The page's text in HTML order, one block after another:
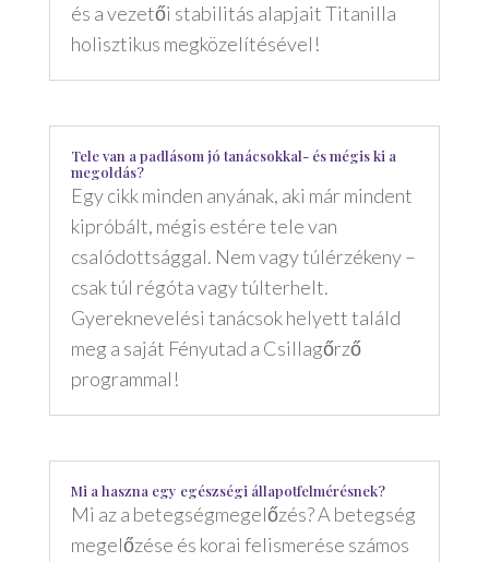
és a vezetői stabilitás alapjait Titanilla
holisztikus megközelítésével!
Tele van a padlásom jó tanácsokkal- és mégis ki a
megoldás?
Egy cikk minden anyának, aki már mindent
kipróbált, mégis estére tele van
csalódottsággal. Nem vagy túlérzékeny –
csak túl régóta vagy túlterhelt.
Gyereknevelési tanácsok helyett találd
meg a saját Fényutad a Csillagőrző
programmal!
Mi a haszna egy egészségi állapotfelmérésnek?
Mi az a betegségmegelőzés? A betegség
megelőzése és korai felismerése számos